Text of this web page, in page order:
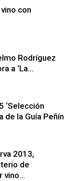
con
Rodríguez
a ‘La...
‘Selección
de la Guía Peñín
2013,
de
vino...